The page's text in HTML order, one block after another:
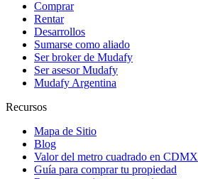
Comprar
Rentar
Desarrollos
Sumarse como aliado
Ser broker de Mudafy
Ser asesor Mudafy
Mudafy Argentina
Recursos
Mapa de Sitio
Blog
Valor del metro cuadrado en CDMX
Guía para comprar tu propiedad